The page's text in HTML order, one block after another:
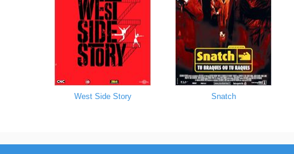
West Side Story Snatch